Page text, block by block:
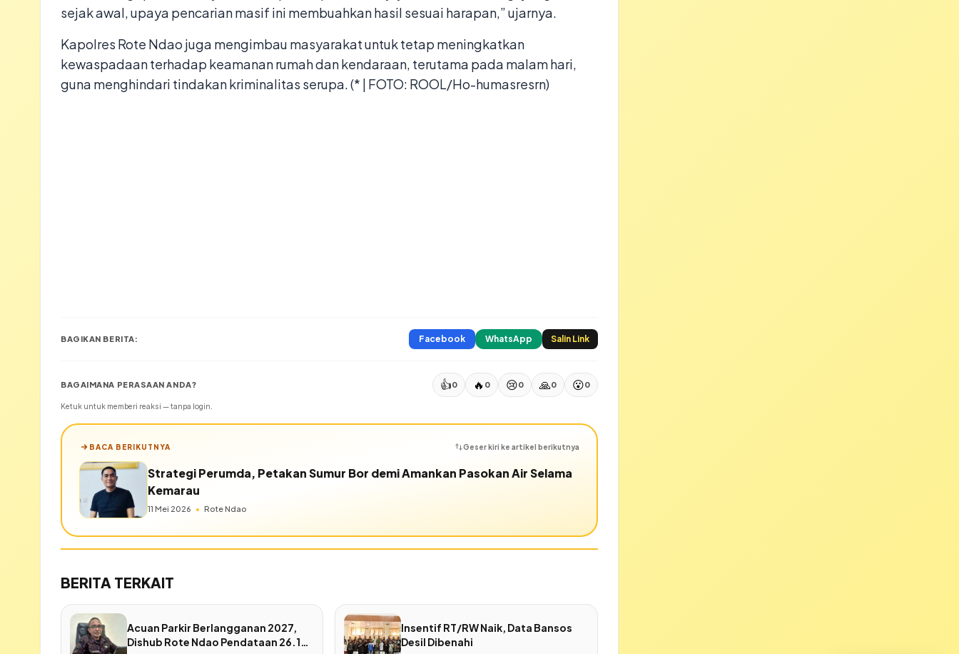
sejak awal, upaya pencarian masif ini membuahkan hasil sesuai harapan,” ujarnya.
​Kapolres Rote Ndao juga mengimbau masyarakat untuk tetap meningkatkan
kewaspadaan terhadap keamanan rumah dan kendaraan, terutama pada malam hari,
guna menghindari tindakan kriminalitas serupa. (* | FOTO: ROOL/Ho-humasresrn)
BAGIKAN BERITA: Facebook WhatsApp Salin Link
BAGAIMANA PERASAAN ANDA? 👍0 🔥 0 😢0 🙏0 😮0
Ketuk untuk memberi reaksi — tanpa login.
BACA BERIKUTNYA Geser kiri ke artikel berikutnya
Strategi Perumda, Petakan Sumur Bor demi Amankan Pasokan Air Selama
Kemarau
11 Mei 2026 • Rote Ndao
BERITA TERKAIT
Acuan Parkir Berlangganan 2027,
Dishub Rote Ndao Pendataan 26.170
Insentif RT/RW Naik, Data Bansos
Desil Dibenahi